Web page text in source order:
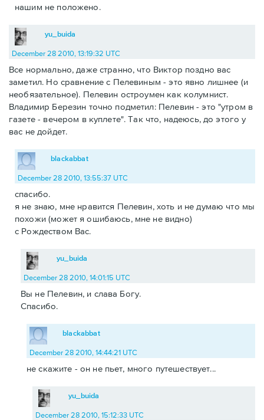
нашим не положено.
yu_buida
December 28 2010, 13:19:32 UTC
Все нормально, даже странно, что Виктор поздно вас
заметил. Но сравнение с Пелевиным - это явно лишнее (и
необязательное). Пелевин остроумен как колумнист.
Владимир Березин точно подметил: Пелевин - это "утром в
газете - вечером в куплете". Так что, надеюсь, до этого у
вас не дойдет.
blackabbat
December 28 2010, 13:55:37 UTC
спасибо.
я не знаю, мне нравится Пелевин, хоть и не думаю что мы
похожи (может я ошибаюсь, мне не видно)
с Рождеством Вас.
yu_buida
December 28 2010, 14:01:15 UTC
Вы не Пелевин, и слава Богу.
Спасибо.
blackabbat
December 28 2010, 14:44:21 UTC
не скажите - он не пьет, много путешествует...
yu_buida
December 28 2010, 15:12:33 UTC